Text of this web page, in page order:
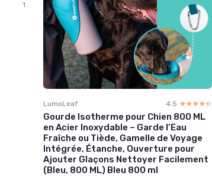
1
LumoLeaf 4.5 ☆☆☆☆☆
★★★★★
Gourde Isotherme pour Chien 800 ML
en Acier Inoxydable – Garde l’Eau
Fraîche ou Tiède, Gamelle de Voyage
Intégrée, Étanche, Ouverture pour
Ajouter Glaçons Nettoyer Facilement
(Bleu, 800 ML) Bleu 800 ml